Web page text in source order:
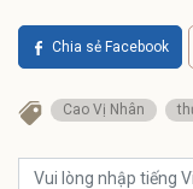
Chia sẻ Facebook
Cao Vị Nhân